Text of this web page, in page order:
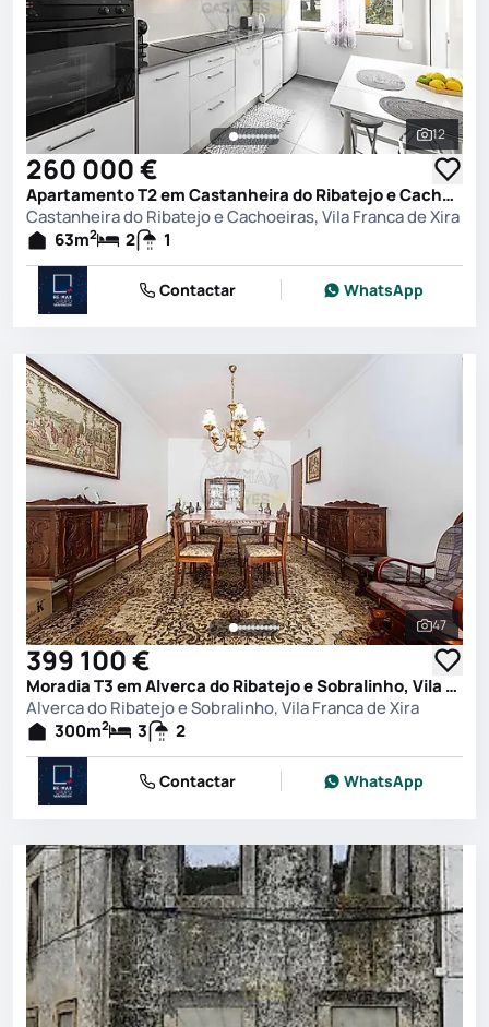
Ver
12
260 000 €
Apartamento T2 em Castanheira do Ribatejo e Cachoeiras, Vila Franca de Xira
Castanheira do Ribatejo e Cachoeiras, Vila Franca de Xira
63m2 2 1
Contactar WhatsApp
Ver
47
399 100 €
Moradia T3 em Alverca do Ribatejo e Sobralinho, Vila Franca de Xira
Alverca do Ribatejo e Sobralinho, Vila Franca de Xira
300m2 3 2
Contactar WhatsApp